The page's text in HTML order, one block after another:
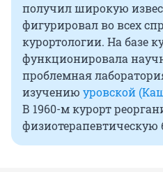
получил широкую
фигурировал во всех
курортологии. На базе
функционировала
проблемная
изучению уровской
В 1960-м курорт
физиотерапевтическую